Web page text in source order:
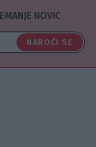
NOVIC
NAROČI SE